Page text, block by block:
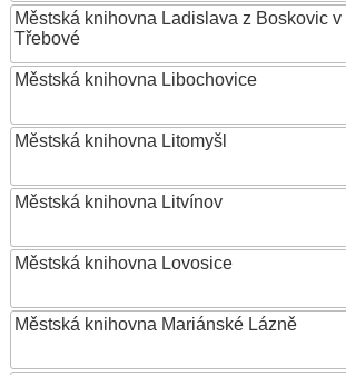
Městská knihovna Ladislava z Boskovic v
Třebové
Městská knihovna Libochovice
Městská knihovna Litomyšl
Městská knihovna Litvínov
Městská knihovna Lovosice
Městská knihovna Mariánské Lázně